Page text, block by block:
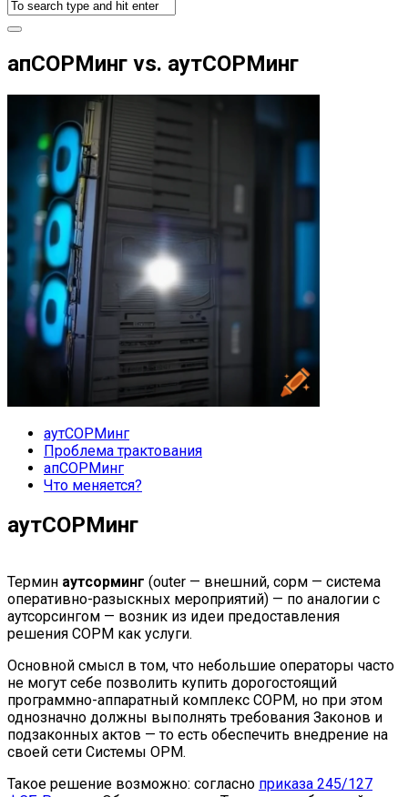
апСОРМинг vs. аутСОРМинг
аутСОРМинг
Проблема трактования
апСОРМинг
Что меняется?
аутСОРМинг
Термин аутсорминг (outer — внешний, сорм — система
оперативно-разыскных мероприятий) — по аналогии с
аутсорсингом — возник из идеи предоставления
решения СОРМ как услуги.
Основной смысл в том, что небольшие операторы часто
не могут себе позволить купить дорогостоящий
программно-аппаратный комплекс СОРМ, но при этом
однозначно должны выполнять требования Законов и
подзаконных актов — то есть обеспечить внедрение на
своей сети Системы ОРМ.
Такое решение возможно: согласно приказа 245/127